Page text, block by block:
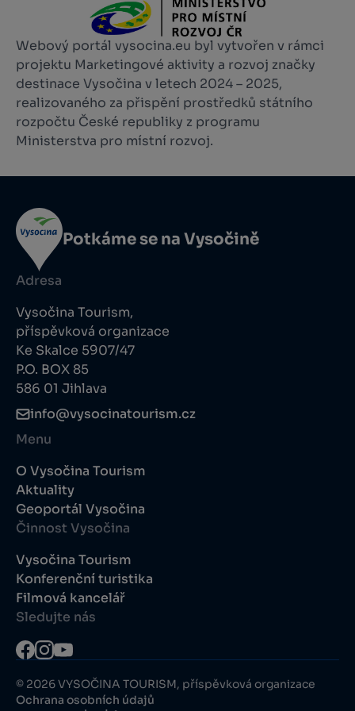
Webový portál vysocina.eu byl vytvořen v rámci
projektu Marketingové aktivity a rozvoj značky
destinace Vysočina v letech 2024 – 2025,
realizovaného za přispění prostředků státního
rozpočtu České republiky z programu
Ministerstva pro místní rozvoj.
Potkáme se na Vysočině
Adresa
Vysočina Tourism,
příspěvková organizace
Ke Skalce 5907/47
P.O. BOX 85
586 01 Jihlava
info@vysocinatourism.cz
Menu
O Vysočina Tourism
Aktuality
Geoportál Vysočina
Činnost Vysočina
Vysočina Tourism
Konferenční turistika
Filmová kancelář
Sledujte nás
© 2026 VYSOČINA TOURISM, příspěvková organizace
Ochrana osobních údajů